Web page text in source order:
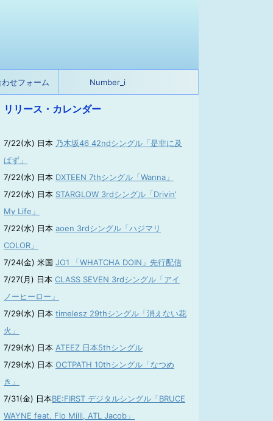
せフォーム Number_i
リリース・カレンダー
7/22(水) 日本 乃木坂46 42ndシングル「是非に及
ばず」
7/22(水) 日本 DXTEEN 7thシングル「Wanna」
7/22(水) 日本 STARGLOW 3rdシングル「Drivin’
My Life」
7/22(水) 日本 aoen 3rdシングル「ハジマリ
COLOR」
7/24(金) 米国 JO1 「WHATCHA DOIN」先行配信
7/27(月) 日本 CLASS SEVEN 3rdシングル「アイ
ノーヒーロー」
7/29(水) 日本 timelesz 29thシングル「消えない花
火」
7/29(水) 日本 ATEEZ 日本5thシングル
7/29(水) 日本 OCTPATH 10thシングル「なつめ
き」
7/31(金) 日本BE:FIRST デジタルシングル「BRUCE
WAYNE feat. Flo Milli, ATL Jacob」